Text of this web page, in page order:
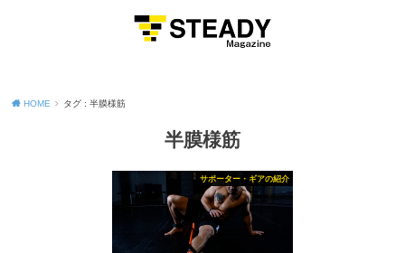
HOME タグ : 半膜様筋
半膜様筋
サポーター・ギアの紹介